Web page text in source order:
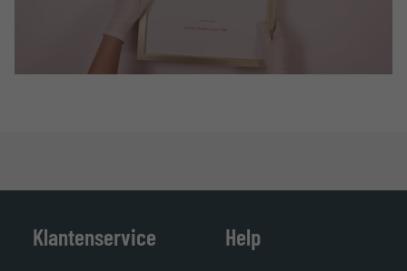
Klantenservice Help